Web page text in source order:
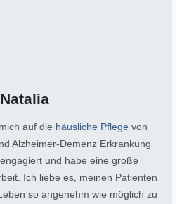
Natalia
auf die häusliche Pflege von
Alzheimer-Demenz Erkrankung
und habe eine große
Ich liebe es, meinen Patienten
so angenehm wie möglich zu